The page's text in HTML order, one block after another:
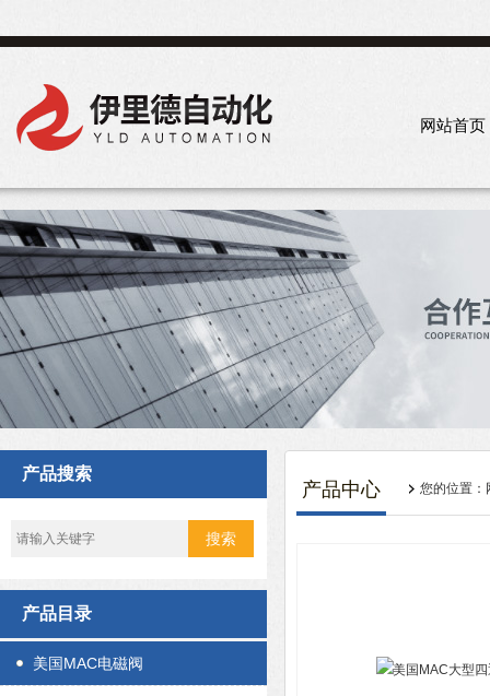
网站首页
产品搜索
产品目录
美国MAC电磁阀
产品中心 您的位置：